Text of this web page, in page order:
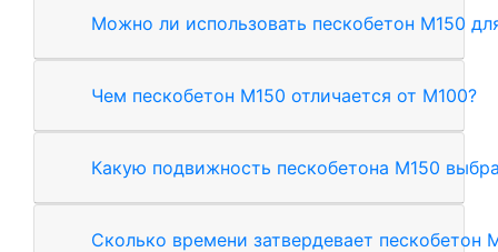
Можно ли использовать пескобетон М150
Чем пескобетон М150 отличается от М100?
Какую подвижность пескобетона М150
Сколько времени затвердевает пескобетон